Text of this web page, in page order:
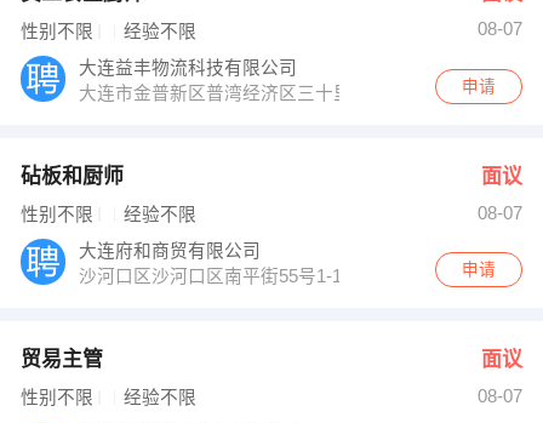
性别不限 经验不限
08-07
大连益丰物流科技有限公司
大连市金普新区普湾经济区三十里堡临港工业区申请
砧板和厨师 面议
性别不限 经验不限
08-07
大连府和商贸有限公司
沙河口区沙河口区南平街55号1-1-1
申请
贸易主管 面议
性别不限 经验不限
08-07